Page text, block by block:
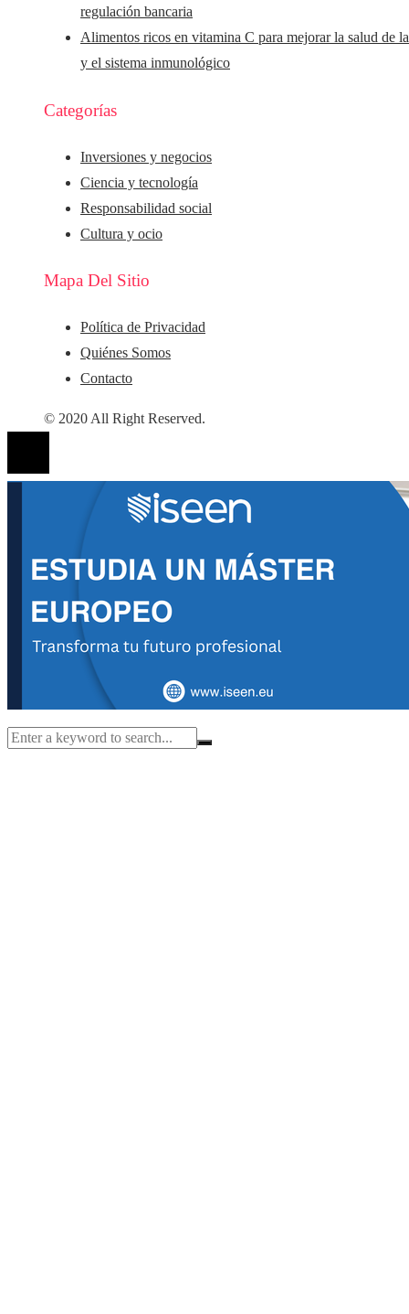
regulación bancaria
Alimentos ricos en vitamina C para mejorar la salud de
y el sistema inmunológico
Categorías
Inversiones y negocios
Ciencia y tecnología
Responsabilidad social
Cultura y ocio
Mapa Del Sitio
Política de Privacidad
Quiénes Somos
Contacto
© 2020 All Right Reserved.